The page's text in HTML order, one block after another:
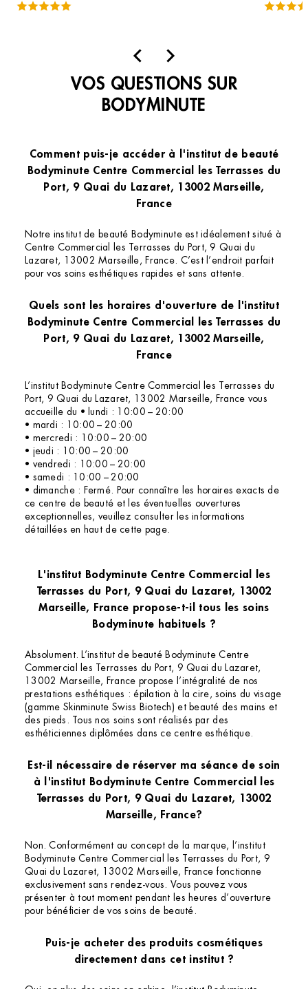
comme sur les pieds. Mention spéciale pour
travail. Je recommande vivement !
VOS QUESTIONS SUR
BODYMINUTE
Comment puis-je accéder à l'institut de beauté
Bodyminute Centre Commercial les Terrasses du
Port, 9 Quai du Lazaret, 13002 Marseille,
France
Notre institut de beauté Bodyminute est idéalement situé à
Centre Commercial les Terrasses du Port, 9 Quai du
Lazaret, 13002 Marseille, France. C’est l’endroit parfait
pour vos soins esthétiques rapides et sans attente.
Quels sont les horaires d'ouverture de l'institut
Bodyminute Centre Commercial les Terrasses du
Port, 9 Quai du Lazaret, 13002 Marseille,
France
L’institut Bodyminute Centre Commercial les Terrasses du
Port, 9 Quai du Lazaret, 13002 Marseille, France vous
accueille du • lundi : 10:00 – 20:00
• mardi : 10:00 – 20:00
• mercredi : 10:00 – 20:00
• jeudi : 10:00 – 20:00
• vendredi : 10:00 – 20:00
• samedi : 10:00 – 20:00
• dimanche : Fermé. Pour connaître les horaires exacts de
ce centre de beauté et les éventuelles ouvertures
exceptionnelles, veuillez consulter les informations
détaillées en haut de cette page.
L'institut Bodyminute Centre Commercial les
Terrasses du Port, 9 Quai du Lazaret, 13002
Marseille, France propose-t-il tous les soins
Bodyminute habituels ?
Absolument. L’institut de beauté Bodyminute Centre
Commercial les Terrasses du Port, 9 Quai du Lazaret,
13002 Marseille, France propose l’intégralité de nos
prestations esthétiques : épilation à la cire, soins du visage
(gamme Skinminute Swiss Biotech) et beauté des mains et
des pieds. Tous nos soins sont réalisés par des
esthéticiennes diplômées dans ce centre esthétique.
Est-il nécessaire de réserver ma séance de soin
à l'institut Bodyminute Centre Commercial les
Terrasses du Port, 9 Quai du Lazaret, 13002
Marseille, France?
Non. Conformément au concept de la marque, l’institut
Bodyminute Centre Commercial les Terrasses du Port, 9
Quai du Lazaret, 13002 Marseille, France fonctionne
exclusivement sans rendez-vous. Vous pouvez vous
présenter à tout moment pendant les heures d’ouverture
pour bénéficier de vos soins de beauté.
Puis-je acheter des produits cosmétiques
directement dans cet institut ?